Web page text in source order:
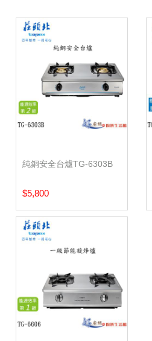
純銅安全台爐TG-6303B
$5,800